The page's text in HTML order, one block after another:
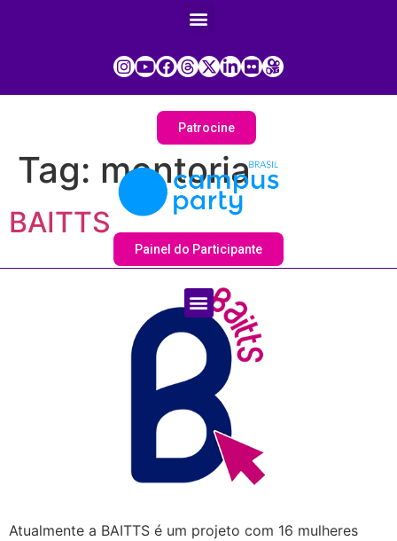
Patrocine
Painel do Participante
Tag: mentoria
BAITTS
Atualmente a BAITTS é um projeto com 16 mulheres